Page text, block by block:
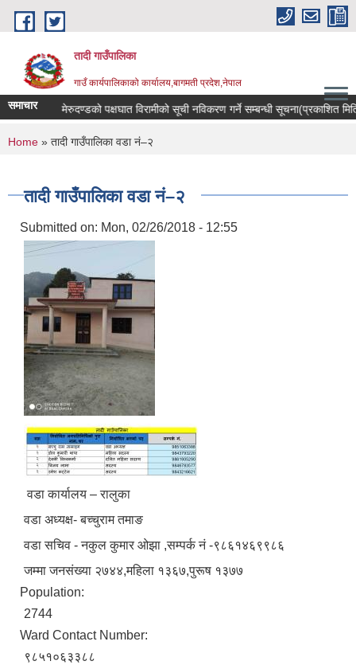
Skip to main content
तादी गाउँपालिका
गाउँ कार्यपालिकाको कार्यालय,बागमती प्रदेश,नेपाल
समाचाररोगी र मेरुदण्डको पक्षघात विरामीको सूची नविकरण गर्ने सम्बन्धी सूचना(प्रकाशित
You are here
Home » तादी गाउँपालिका वडा नं–२
तादी गाउँपालिका वडा नं–२
Submitted on: Mon, 02/26/2018 - 12:55
वडा कार्यालय – रालुका
वडा अध्यक्ष- बच्चुराम तमाङ
वडा सचिव - नकुल कुमार ओझा ,सम्पर्क नं -९८६१४६९९८६
जम्मा जनसंख्या २७४४,महिला १३६७,पुरूष १३७७
Population:
2744
Ward Contact Number:
९८५१०६३३८८